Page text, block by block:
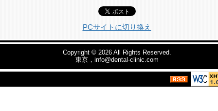
PCサイトに切り換え
Copyright © 2026 All Rights Reserved.
東京，info@dental-clinic.com